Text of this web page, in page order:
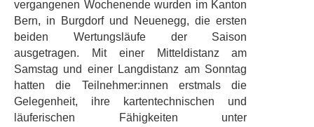
vergangenen Wochenende wurden im Kanton
Bern, in Burgdorf und Neuenegg, die ersten
beiden Wertungsläufe der Saison
ausgetragen. Mit einer Mitteldistanz am
Samstag und einer Langdistanz am Sonntag
hatten die Teilnehmer:innen erstmals die
Gelegenheit, ihre kartentechnischen und
läuferischen Fähigkeiten unter